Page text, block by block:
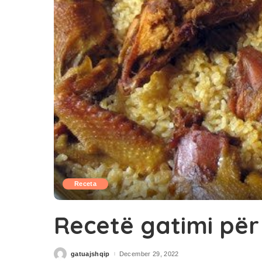
Receta
Recetë gatimi
Postedgatuajshqip December 29, 2022